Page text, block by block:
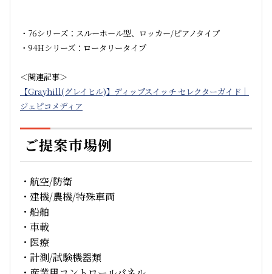
・76シリーズ：スルーホール型、ロッカー/ピアノタイプ
・94Hシリーズ：ロータリータイプ
＜関連記事＞
【Grayhill(グレイヒル)】ディップスイッチ セレクターガイド｜
ジェピコメディア
ご提案市場例
・航空/防衛
・建機/農機/特殊車両
・船舶
・車載
・医療
・計測/試験機器類